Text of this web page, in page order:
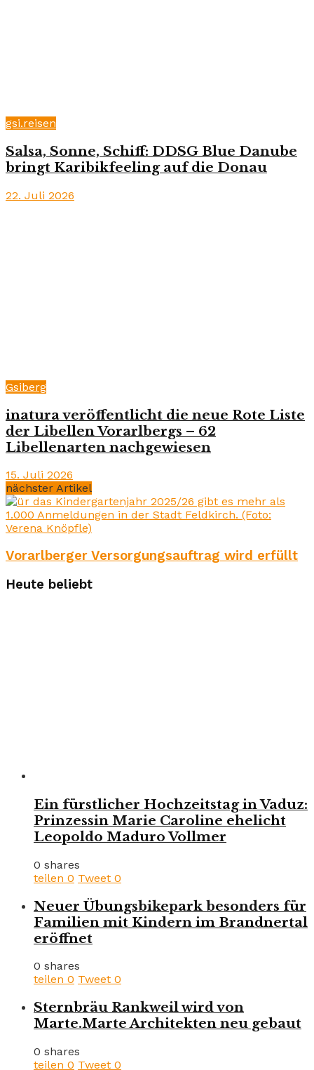
gsi.reisen
Salsa, Sonne, Schiff: DDSG Blue Danube
bringt Karibikfeeling auf die Donau
22. Juli 2026
Gsiberg
inatura veröffentlicht die neue Rote Liste
der Libellen Vorarlbergs – 62
Libellenarten nachgewiesen
15. Juli 2026
nächster Artikel
Vorarlberger Versorgungsauftrag wird erfüllt
Heute beliebt
Ein fürstlicher Hochzeitstag in Vaduz:
Prinzessin Marie Caroline ehelicht
Leopoldo Maduro Vollmer
0 shares
teilen 0 Tweet 0
Neuer Übungsbikepark besonders für
Familien mit Kindern im Brandnertal
eröffnet
0 shares
teilen 0 Tweet 0
Sternbräu Rankweil wird von
Marte.Marte Architekten neu gebaut
0 shares
teilen 0 Tweet 0